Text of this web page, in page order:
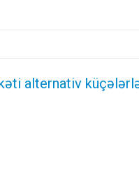
alternativ